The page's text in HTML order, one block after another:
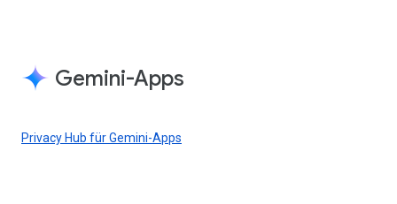
Gemini-Apps
Privacy Hub für Gemini-Apps